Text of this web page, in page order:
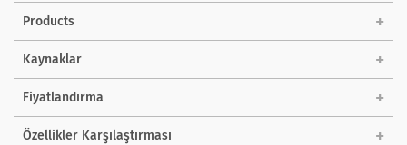
Products
Kaynaklar
Fiyatlandırma
Özellikler Karşılaştırması